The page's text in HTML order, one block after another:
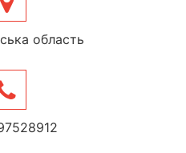
область